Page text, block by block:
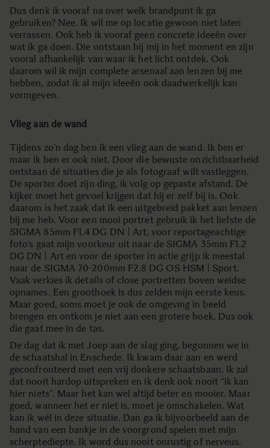
Dus denk ik vooraf na over welk brandpunt ik ga
gebruiken? Nee. Ik wil me op locatie gewoon niet laten
verrassen. Ook heb ik vooraf geen concrete ideeën over
wat ik ga doen. Die ontstaan bij mij in het moment en zijn
vooral afhankelijk van waar ik het licht ontdek. Ook
daarom wil ik mijn complete arsenaal aan lenzen bij me
hebben, zodat ik al mijn ideeën ook daadwerkelijk kan
vormgeven.
Vlieg aan de wand
Tijdens zo’n dag ben ik een vlieg aan de wand. Ik ben er
maar ik ben er ook niet. Door die bewuste onzichtbaarheid
ontstaan dé situaties die je als fotograaf wilt vastleggen.
De sporter doet zijn ding, ik volg op gepaste afstand. De
kijker moet het gevoel krijgen dat hij er zelf bij is. Ook
daarom is het zaak dat ik een uitgebreid pakket aan lenzen
bij me heb. Voor een mooi portret gebruik ik het liefste de
SIGMA 85mm F1.4 DG DN | Art, voor reportageachtige
foto’s gaat mijn voorkeur uit naar de SIGMA 35mm F1.2
DG DN | Art en voor de sporter in actie grijp ik meestal
naar de SIGMA 70-200mm F2.8 DG OS HSM | Sport.
Vaak verkies ik details of close portretten boven weidse
opnames. Een groothoek is dus zelden mijn eerste keus.
Maar goed, soms moet je ook de omgeving in beeld
brengen en ontkom je niet aan een grotere hoek. Dus ook
die gaat mee in de tas.
De dag dat ik met Joep aan de slag ging, begonnen we in
de schaatshal in Enschede. Ik kwam daar aan en werd
geconfronteerd met een vrij donkere schaatsbaan. Ik zal
dat nooit hardop uitspreken en ik denk ook nooit “ik kan
hier niets”. Maar het kan wel altijd beter en mooier. Maar
goed, wanneer het er niet is, moet je omschakelen. Wat
kan ik wél in deze situatie. Dan ga ik bijvoorbeeld aan de
hand van een bankje in de voorgrond spelen met mijn
scherptediepte. Ik word dus nooit onrustig of nerveus.